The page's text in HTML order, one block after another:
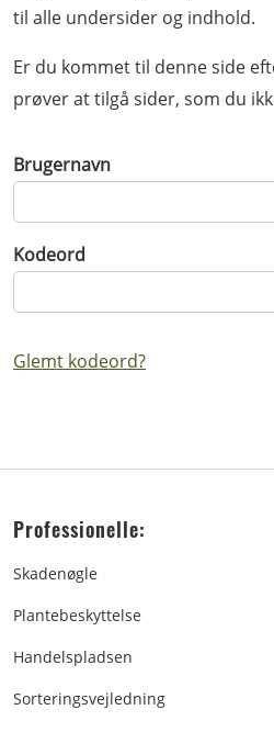
til alle undersider og indhold.
Er du kommet til denne side
prøver at tilgå sider, som du
Brugernavn
Kodeord
Glemt kodeord?
Professionelle:
Skadenøgle
Plantebeskyttelse
Handelspladsen
Sorteringsvejledning